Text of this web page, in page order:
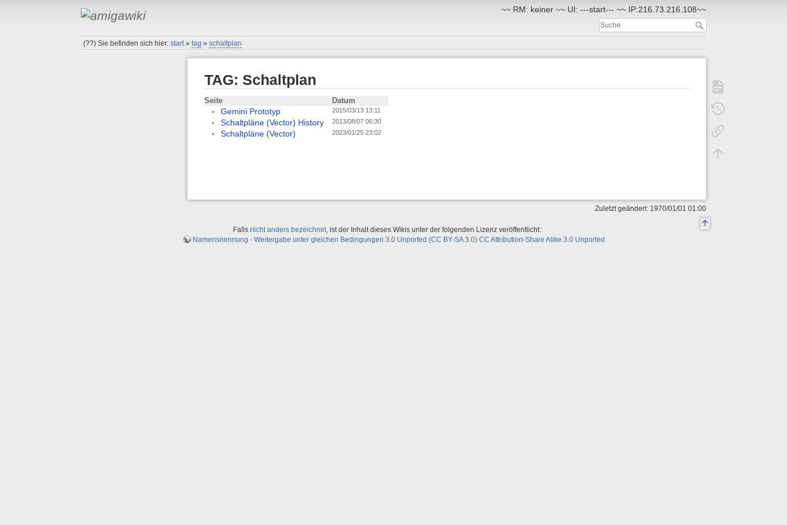
~~ RM: keiner ~~ UI: ---start--- ~~ IP:216.73.216.108~~
(??)Sie befinden sich hier:start »tag »schaltplan
TAG: Schaltplan
Seite Datum
Gemini Prototyp 2015/03/13 13:11
Schaltpläne (Vector) History 2013/08/07 06:30
Schaltpläne (Vector) 2023/01/25 23:02
Zuletzt geändert: 1970/01/01 01:00
Falls nicht anders bezeichnet, ist der Inhalt dieses Wikis unter der folgenden Lizenz veröffentlicht:
Namensnennung - Weitergabe unter gleichen Bedingungen 3.0 Unported (CC BY-SA 3.0) CC Attribution-Share Alike 3.0 Unported